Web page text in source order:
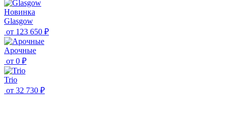
Новинка
Glasgow
от 123 650 ₽
Aрочные
от 0 ₽
Trio
от 32 730 ₽